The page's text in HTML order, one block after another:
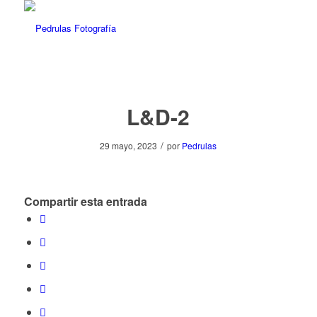
L&D-2
29 mayo, 2023 / por Pedrulas
Compartir esta entrada